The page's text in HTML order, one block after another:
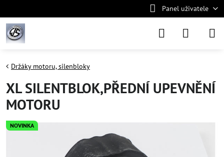
Panel uživatele
NOVINKA
Držáky motoru, silenbloky
XL SILENTBLOK,PŘEDNÍ UPEVNĚNÍ
MOTORU